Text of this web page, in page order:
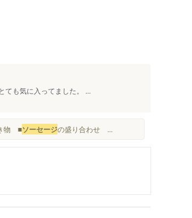
ても気に入ってました。 ...
物 ■ソーセージの盛り合わせ ...